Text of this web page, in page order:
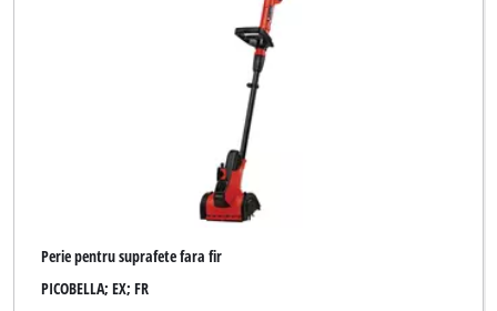
Perie pentru suprafete fara fir
PICOBELLA; EX; FR